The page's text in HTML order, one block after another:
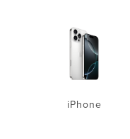
iPhone